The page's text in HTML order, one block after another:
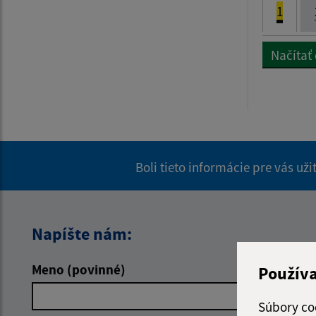
Súbory
1
Načítať
Boli tieto informácie pre vás
Napíšte nám:
Meno (povinné) E-